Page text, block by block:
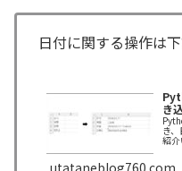
日付に関する操作は
き
き
紹
utataneblog760.com